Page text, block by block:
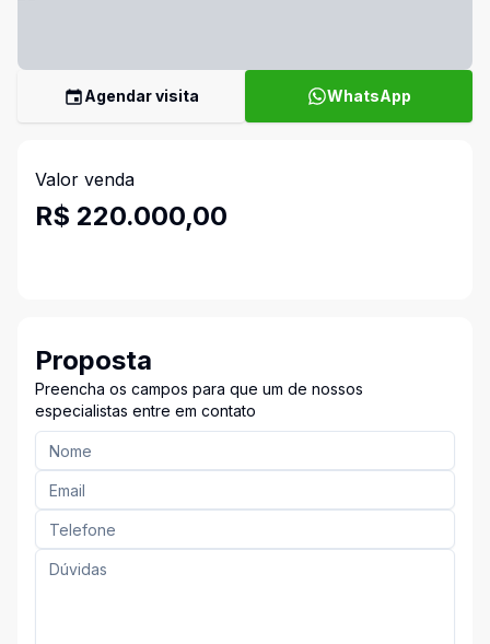
Agendar visita WhatsApp
Valor venda
R$ 220.000,00
Proposta
Preencha os campos para que um de nossos
especialistas entre em contato